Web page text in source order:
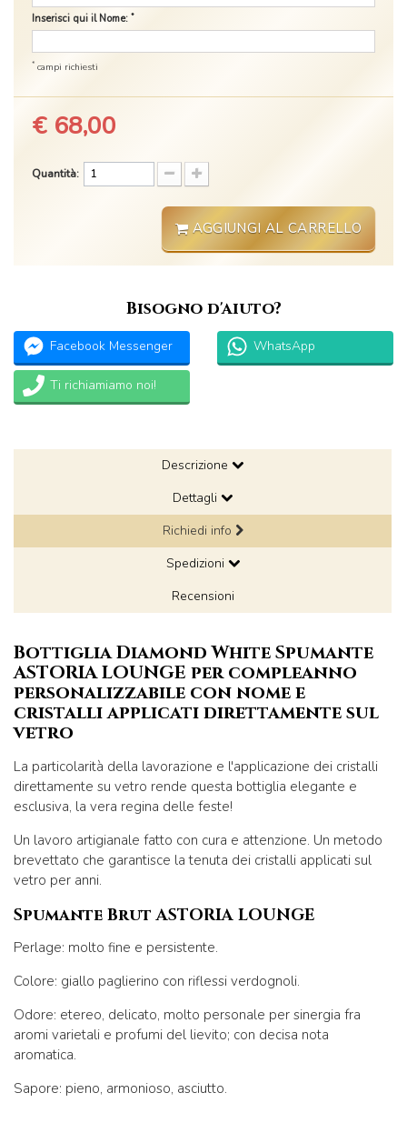
Inserisci qui il Nome: *
* campi richiesti
€ 68,00
Quantità:
AGGIUNGI AL CARRELLO
Bisogno d'aiuto?
Facebook Messenger WhatsApp
Ti richiamiamo noi!
Descrizione
Dettagli
Richiedi info
Spedizioni
Recensioni
Bottiglia Diamond White Spumante
ASTORIA LOUNGE per compleanno
personalizzabile con nome e
cristalli applicati direttamente sul
vetro
La particolarità della lavorazione e l'applicazione dei cristalli
direttamente su vetro rende questa bottiglia elegante e
esclusiva, la vera regina delle feste!
Un lavoro artigianale fatto con cura e attenzione. Un metodo
brevettato che garantisce la tenuta dei cristalli applicati sul
vetro per anni.
Spumante Brut ASTORIA LOUNGE
Perlage: molto fine e persistente.
Colore: giallo paglierino con riflessi verdognoli.
Odore: etereo, delicato, molto personale per sinergia fra
aromi varietali e profumi del lievito; con decisa nota
aromatica.
Sapore: pieno, armonioso, asciutto.